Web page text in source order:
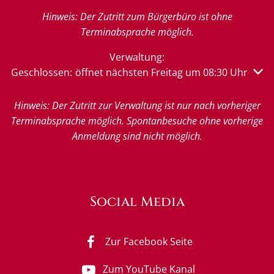
Hinweis: Der Zutritt zum Bürgerbüro ist ohne
Terminabsprache möglich.
Verwaltung:
Klicken, um weitere Öffnungs- oder Schließzeiten
Geschlossen: öffnet nächsten Freitag um 08:30 Uhr
Hinweis: Der Zutritt zur Verwaltung ist nur nach vorheriger
Terminabsprache möglich. Spontanbesuche ohne vorherige
Anmeldung sind nicht möglich.
Social Media
Zur Facebook Seite
Zum YouTube Kanal